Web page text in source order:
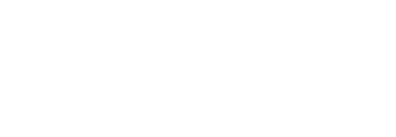
погрузчиков